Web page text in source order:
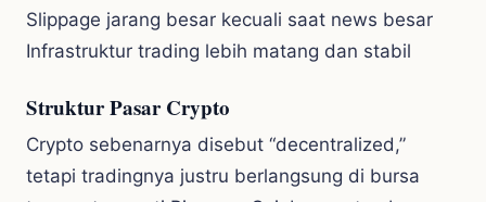
Slippage jarang besar kecuali saat news besar
Infrastruktur trading lebih matang dan stabil
Struktur Pasar Crypto
Crypto sebenarnya disebut “decentralized,”
tetapi tradingnya justru berlangsung di bursa